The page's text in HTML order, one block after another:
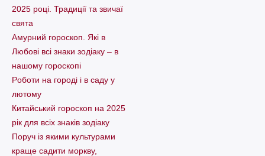
2025 році. Традиції та звичаї
свята
Амурний гороскоп. Які в
Любові всі знаки зодіаку – в
нашому гороскопі
Pоботи на городі і в саду у
лютому
Китайський гороскоп на 2025
рік для всіх знаків зодіаку
Поруч із якими культурами
краще садити моркву,